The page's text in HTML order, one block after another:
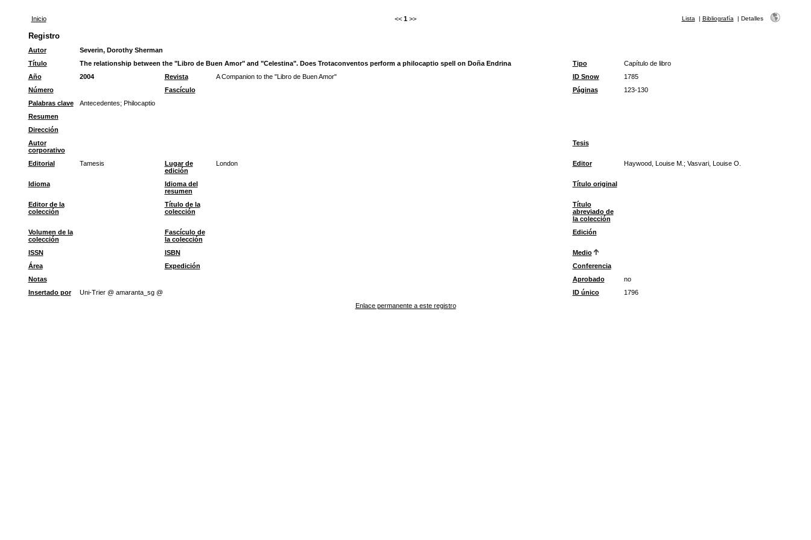
Inicio << 1 >> Lista | Bibliografía | Detalles
Registro
Autor
Severin, Dorothy Sherman
Título
The relationship between the "Libro de Buen Amor" and "Celestina". Does Trotaconventos perform a philocaptio spell on Doña Endrina Tipo
Capítulo de libro
Año
2004 Revista A Companion to the "Libro de Buen Amor" ID Snow
1785
Número
Fascículo Páginas
123-130
Palabras clave
Antecedentes; Philocaptio
Resumen
Dirección
Autor
corporativo
Tesis
Editorial Tamesis
Lugar de
edición
London Editor Haywood, Louise M.; Vasvari, Louise O.
Idioma
Idioma del
resumen
Título original
Editor de la
colección
Título de la
colección
Título
abreviado de
la colección
Volumen de la
colección
Fascículo de
la colección
Edición
ISSN ISBN
Medio
Área
Expedición
Conferencia
Notas
Aprobado
no
Insertado por
Uni-Trier @ amaranta_sg @ ID único
1796
Enlace permanente a este registro